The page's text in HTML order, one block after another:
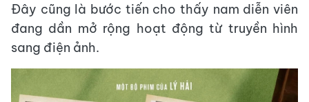
Đây cũng là bước tiến cho thấy nam diễn viên
đang dần mở rộng hoạt động từ truyền hình
sang điện ảnh.